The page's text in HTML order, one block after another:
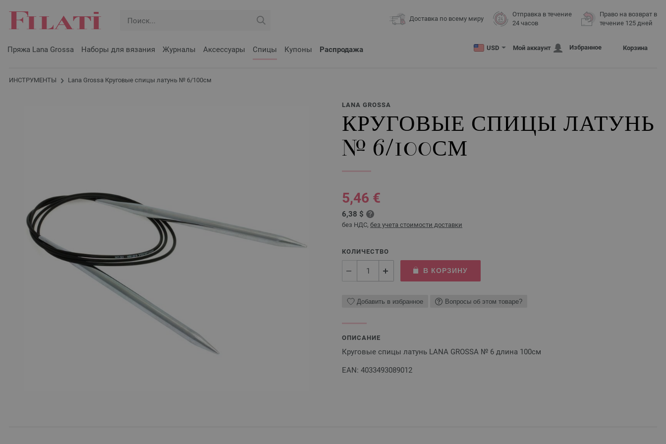
Доставка по всему миру
Отправка в течение
24 часов
Право на возврат в
течение 125 дней
Пряжа Lana Grossa Наборы для вязания Журналы Аксессуары Спицы Купоны Распродажа USD Мой аккаунт Избранное Корзина
ИНСТРУМЕНТЫ Lana Grossa Круговые спицы латунь № 6/100см
LANA GROSSA
КРУГОВЫЕ СПИЦЫ ЛАТУНЬ
№ 6/100СМ
5,46 €
6,38 $
без НДС, без учета стоимости доставки
КОЛИЧЕСТВО
В КОРЗИНУ
Добавить в избранное Вопросы об этом товаре?
ОПИСАНИЕ
Круговые спицы латунь LANA GROSSA № 6 длина 100см
EAN: 4033493089012